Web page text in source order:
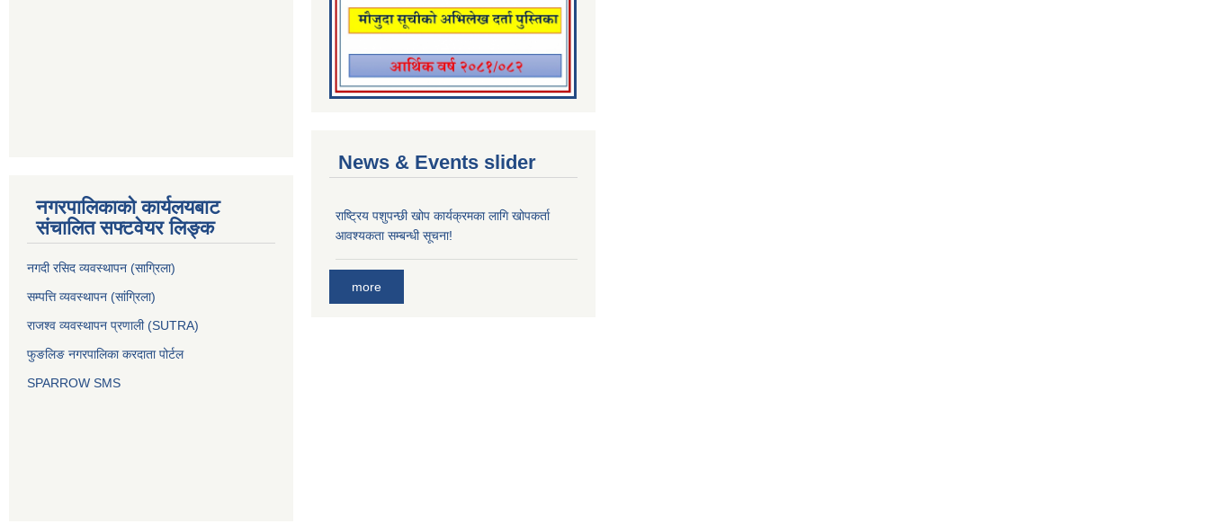
नगरपालिकाको कार्यलयबाट
संचालित सफ्टवेयर लिङ्क
नगदी रसिद व्यवस्थापन (साग्रिला)
सम्पत्ति व्यवस्थापन (सांग्रिला)
राजश्व व्यवस्थापन प्रणाली (SUTRA)
फुङलिङ नगरपालिका करदाता पोर्टल
SPARROW SMS
News & Events slider
राष्ट्रिय पशुपन्छी खोप कार्यक्रमका लागि खोपकर्ता
आवश्यकता सम्बन्धी सूचना!
more